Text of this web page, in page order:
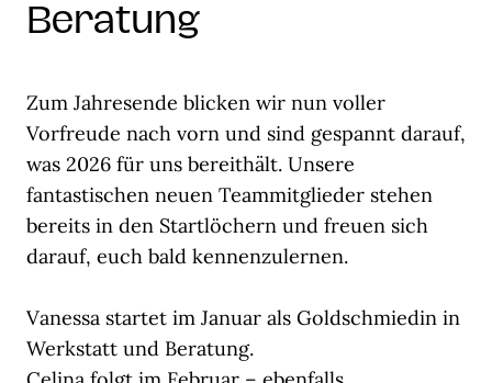
Beratung
Zum Jahresende blicken wir nun voller
Vorfreude nach vorn und sind gespannt darauf,
was 2026 für uns bereithält. Unsere
fantastischen neuen Teammitglieder stehen
bereits in den Startlöchern und freuen sich
darauf, euch bald kennenzulernen.
Vanessa startet im Januar als Goldschmiedin in
Werkstatt und Beratung.